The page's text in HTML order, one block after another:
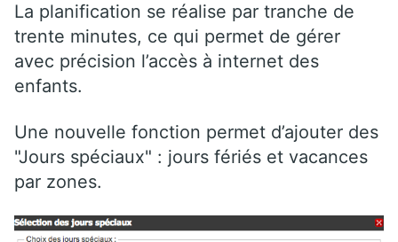
La planification se réalise par tranche de
trente minutes, ce qui permet de gérer
avec précision l’accès à internet des
enfants.
Une nouvelle fonction permet d’ajouter des
"Jours spéciaux" : jours fériés et vacances
par zones.